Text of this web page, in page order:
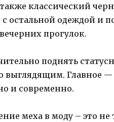
классический
остальной одеждой и
прогулок.
поднять
выглядящим. Главное
и современно.
меха в моду – это не